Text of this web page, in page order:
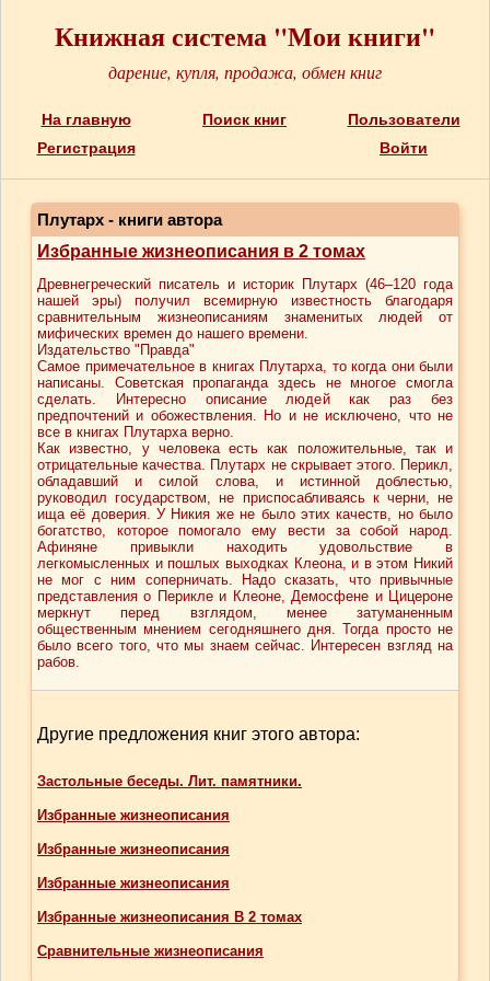
Книжная система "Мои книги"
дарение, купля, продажа, обмен книг
На главную Поиск книг
Пользователи
Регистрация
Войти
Плутарх - книги автора
Избранные жизнеописания в 2 томах
Древнегреческий писатель и историк Плутарх (46–120 года
нашей эры) получил всемирную известность благодаря
сравнительным жизнеописаниям знаменитых людей от
мифических времен до нашего времени.
Издательство "Правда"
Самое примечательное в книгах Плутарха, то когда они были
написаны. Советская пропаганда здесь не многое смогла
сделать. Интересно описание людей как раз без
предпочтений и обожествления. Но и не исключено, что не
все в книгах Плутарха верно.
Как известно, у человека есть как положительные, так и
отрицательные качества. Плутарх не скрывает этого. Перикл,
обладавший и силой слова, и истинной доблестью,
руководил государством, не приспосабливаясь к черни, не
ища её доверия. У Никия же не было этих качеств, но было
богатство, которое помогало ему вести за собой народ.
Афиняне привыкли находить удовольствие в
легкомысленных и пошлых выходках Клеона, и в этом Никий
не мог с ним соперничать. Надо сказать, что привычные
представления о Перикле и Клеоне, Демосфене и Цицероне
меркнут перед взглядом, менее затуманенным
общественным мнением сегодняшнего дня. Тогда просто не
было всего того, что мы знаем сейчас. Интересен взгляд на
рабов.
Другие предложения книг этого автора:
Застольные беседы. Лит. памятники.
Избранные жизнеописания
Избранные жизнеописания
Избранные жизнеописания
Избранные жизнеописания В 2 томах
Сравнительные жизнеописания